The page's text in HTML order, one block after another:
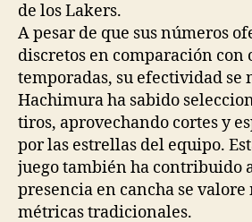
de los Lakers.
A pesar de que sus números
discretos en comparación con
temporadas, su efectividad se
Hachimura ha sabido
tiros, aprovechando cortes y
por las estrellas del equipo.
juego también ha contribuido
presencia en cancha se valore
métricas tradicionales.